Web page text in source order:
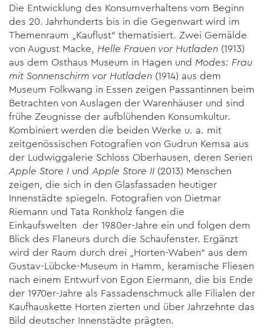
Die Entwicklung des Konsumverhaltens vom Beginn
des 20. Jahrhunderts bis in die Gegenwart wird im
Themenraum „Kauflust“ thematisiert. Zwei Gemälde
von August Macke, Helle Frauen vor Hutladen (1913)
aus dem Osthaus Museum in Hagen und Modes: Frau
mit Sonnenschirm vor Hutladen (1914) aus dem
Museum Folkwang in Essen zeigen Passantinnen beim
Betrachten von Auslagen der Warenhäuser und sind
frühe Zeugnisse der aufblühenden Konsumkultur.
Kombiniert werden die beiden Werke u. a. mit
zeitgenössischen Fotografien von Gudrun Kemsa aus
der Ludwiggalerie Schloss Oberhausen, deren Serien
Apple Store I und Apple Store II (2013) Menschen
zeigen, die sich in den Glasfassaden heutiger
Innenstädte spiegeln. Fotografien von Dietmar
Riemann und Tata Ronkholz fangen die
Einkaufswelten der 1980er-Jahre ein und folgen dem
Blick des Flaneurs durch die Schaufenster. Ergänzt
wird der Raum durch drei „Horten-Waben“ aus dem
Gustav-Lübcke-Museum in Hamm, keramische Fliesen
nach einem Entwurf von Egon Eiermann, die bis Ende
der 1970er-Jahre als Fassadenschmuck alle Filialen der
Kaufhauskette Horten zierten und über Jahrzehnte das
Bild deutscher Innenstädte prägten.